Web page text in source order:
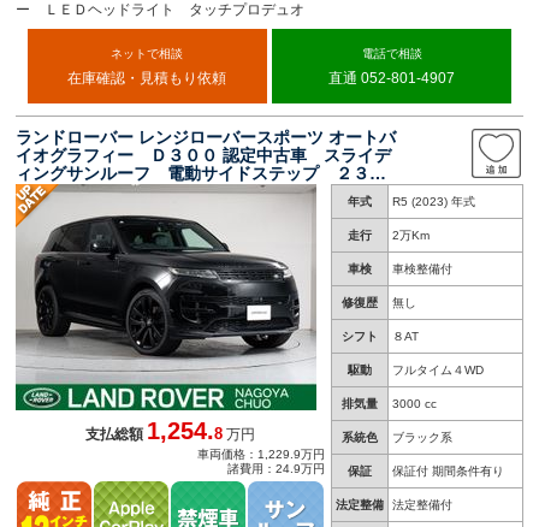
ー ＬＥＤヘッドライト タッチプロデュオ
ネットで相談
在庫確認・見積もり依頼
電話で相談
直通 052-801-4907
ランドローバー レンジローバースポーツ オートバ
イオグラフィー Ｄ３００ 認定中古車 スライデ
ィングサンルーフ 電動サイドステップ ２３イ
ンチアルミホイール アダプティブクルーズコン
トロール 禁煙車 純正ナビ ＥＴＣ２．０ ア
ップルカープレイ
年式 R5 (2023) 年式
走行 2万Km
車検 車検整備付
修復歴 無し
シフト ８AT
駆動 フルタイム４WD
排気量 3000 cc
系統色 ブラック系
保証 保証付 期間条件有り
法定整備 法定整備付
支払総額1,254.8 万円
車両価格：1,229.9万円
諸費用：24.9万円